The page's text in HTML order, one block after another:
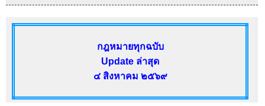
กฎหมายทุกฉบับ
Update ล่าสุด
๔ สิงหาคม ๒๕๖๙